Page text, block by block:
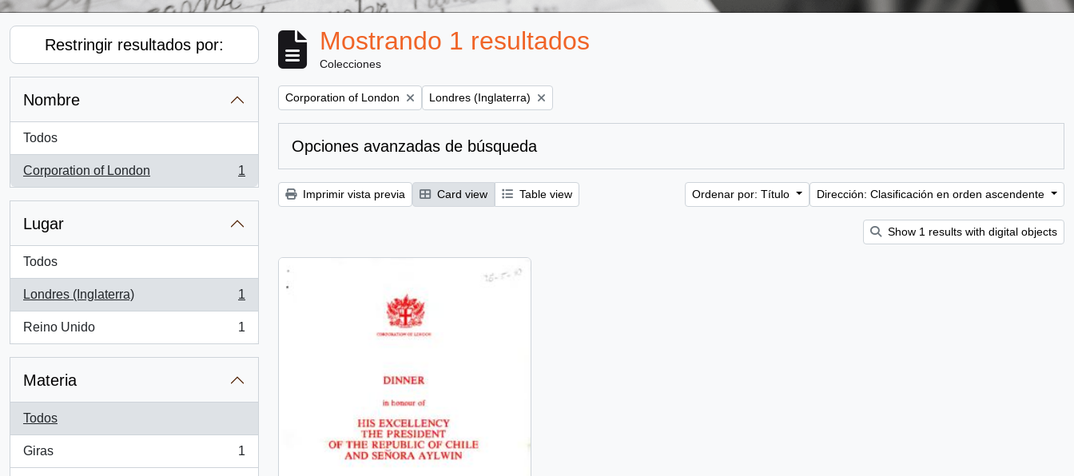
Restringir resultados por:
Nombre
Todos
Corporation of London
, 1 resultados
1
Lugar
Todos
Londres (Inglaterra)
, 1 resultados
1
Reino Unido
, 1 resultados
1
Materia
Todos
Giras
, 1 resultados
1
Mostrando 1 resultados
Colecciones
Remove filter:
Corporation of London Remove filter:
Londres (Inglaterra)
Opciones avanzadas de búsqueda
Imprimir vista previa Card view Table view Ordenar por: Título Dirección: Clasificación en orden ascendente
Show 1 results with digital objects